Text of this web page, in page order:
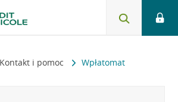
Kontakt i pomoc Wpłatomat